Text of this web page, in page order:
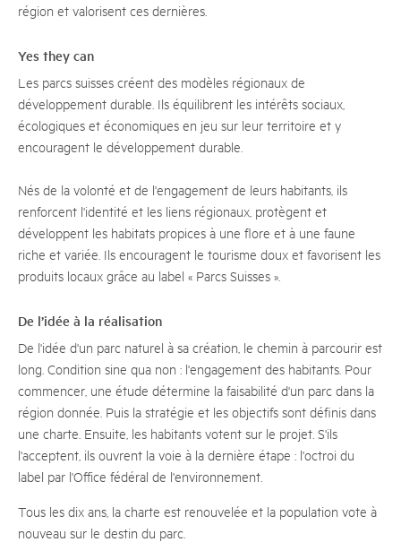
région et valorisent ces dernières.
Yes they can
Les parcs suisses créent des modèles régionaux de
développement durable. Ils équilibrent les intérêts sociaux,
écologiques et économiques en jeu sur leur territoire et y
encouragent le développement durable.
Nés de la volonté et de l'engagement de leurs habitants, ils
renforcent l'identité et les liens régionaux, protègent et
développent les habitats propices à une flore et à une faune
riche et variée. Ils encouragent le tourisme doux et favorisent les
produits locaux grâce au label « Parcs Suisses ».
De l’idée à la réalisation
De l'idée d'un parc naturel à sa création, le chemin à parcourir est
long. Condition sine qua non : l'engagement des habitants. Pour
commencer, une étude détermine la faisabilité d'un parc dans la
région donnée. Puis la stratégie et les objectifs sont définis dans
une charte. Ensuite, les habitants votent sur le projet. S'ils
l'acceptent, ils ouvrent la voie à la dernière étape : l'octroi du
label par l'Office fédéral de l'environnement.
Tous les dix ans, la charte est renouvelée et la population vote à
nouveau sur le destin du parc.